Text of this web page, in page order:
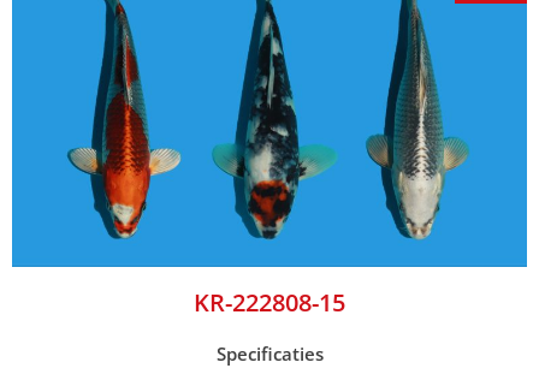
KR-222808-15
Specificaties